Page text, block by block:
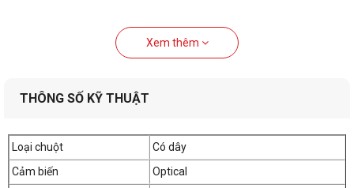
Xem thêm
THÔNG SỐ KỸ THUẬT
Loại chuột
Có dây
Cảm biến
Optical